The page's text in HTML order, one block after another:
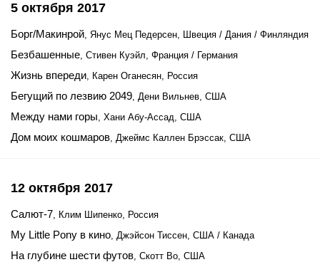
5 октября 2017
Борг/Макинрой, Янус Мец Педерсен, Швеция / Дания / Финляндия
Безбашенные, Стивен Куэйл, Франция / Германия
Жизнь впереди, Карен Оганесян, Россия
Бегущий по лезвию 2049, Дени Вильнев, США
Между нами горы, Хани Абу-Ассад, США
Дом моих кошмаров, Джеймс Каллен Брэссак, США
12 октября 2017
Салют-7, Клим Шипенко, Россия
My Little Pony в кино, Джэйсон Тиссен, США / Канада
На глубине шести футов, Скотт Во, США